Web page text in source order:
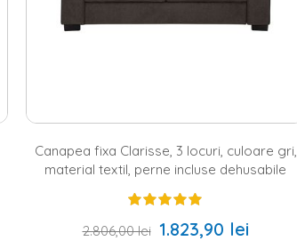
Canapea fixa Clarisse, 3 locuri, culoare gri,
material textil, perne incluse dehusabile
2.806,00 lei 1.823,90 lei